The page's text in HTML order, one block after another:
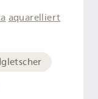
aquarelliert